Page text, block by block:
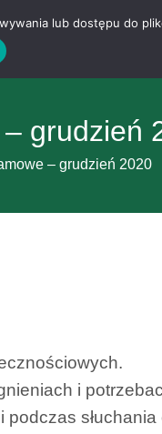
grudzień
– grudzień 2020
i
lub dostępu do